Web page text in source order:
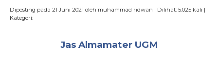
Diposting pada 21 Juni 2021 oleh muhammad ridwan | Dilihat: 5.025 kali |
Kategori:
Jas Almamater UGM